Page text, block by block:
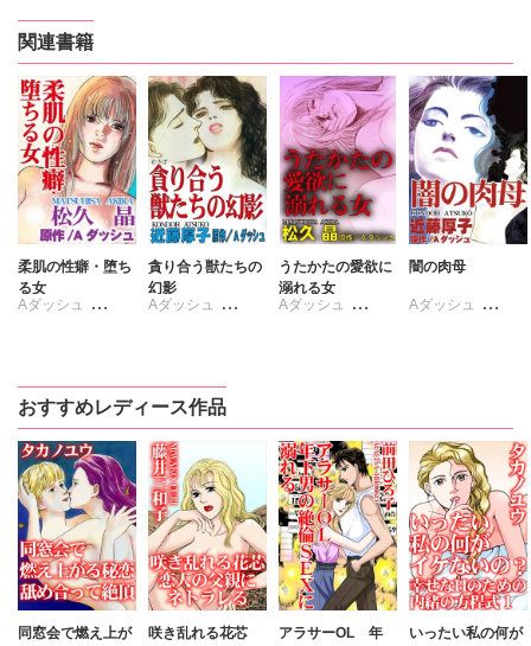
関連書籍
柔肌の性癖・堕ち
る女
Aダッシュ
貪り合う獣たちの
幻影
Aダッシュ
うたかたの愛欲に
溺れる女
Aダッシュ
闇の肉母
Aダッシュ
おすすめレディース作品
同窓会で燃え上が
咲き乱れる花芯
アラサーOL 年
いったい私の何が